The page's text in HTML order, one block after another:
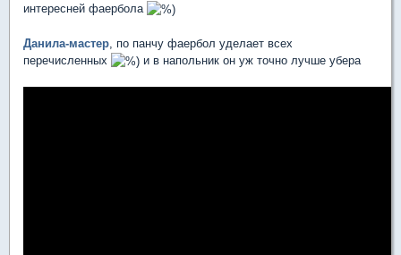
интересней фаербола
Данила-мастер, по панчу фаербол уделает всех
перечисленных
и в напольник он уж точно лучше убера